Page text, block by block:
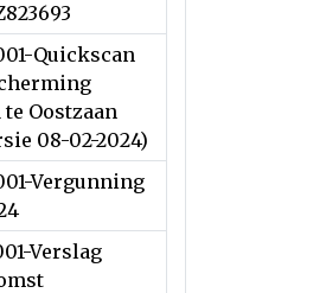
Quickscan
Oostzaan
08-02-2024)
Vergunning
Verslag